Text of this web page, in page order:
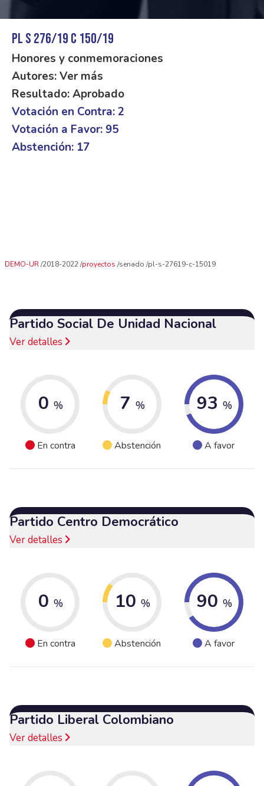
PL S 276/19 C 150/19
Honores y conmemoraciones
Autores: Ver más
Resultado: Aprobado
Votación en Contra: 2
Votación a Favor: 95
Abstención: 17
DEMO-UR 2018-2022 proyectos senado pl-s-27619-c-15019
Partido Social De Unidad Nacional
Ver detalles
0 %
En contra
7 %
Abstención
93 %
A favor
Partido Centro Democrático
Ver detalles
0 %
En contra
10 %
Abstención
90 %
A favor
Partido Liberal Colombiano
Ver detalles